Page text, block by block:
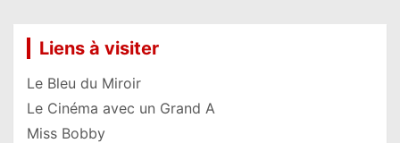
Liens à visiter
Le Bleu du Miroir
Le Cinéma avec un Grand A
Miss Bobby